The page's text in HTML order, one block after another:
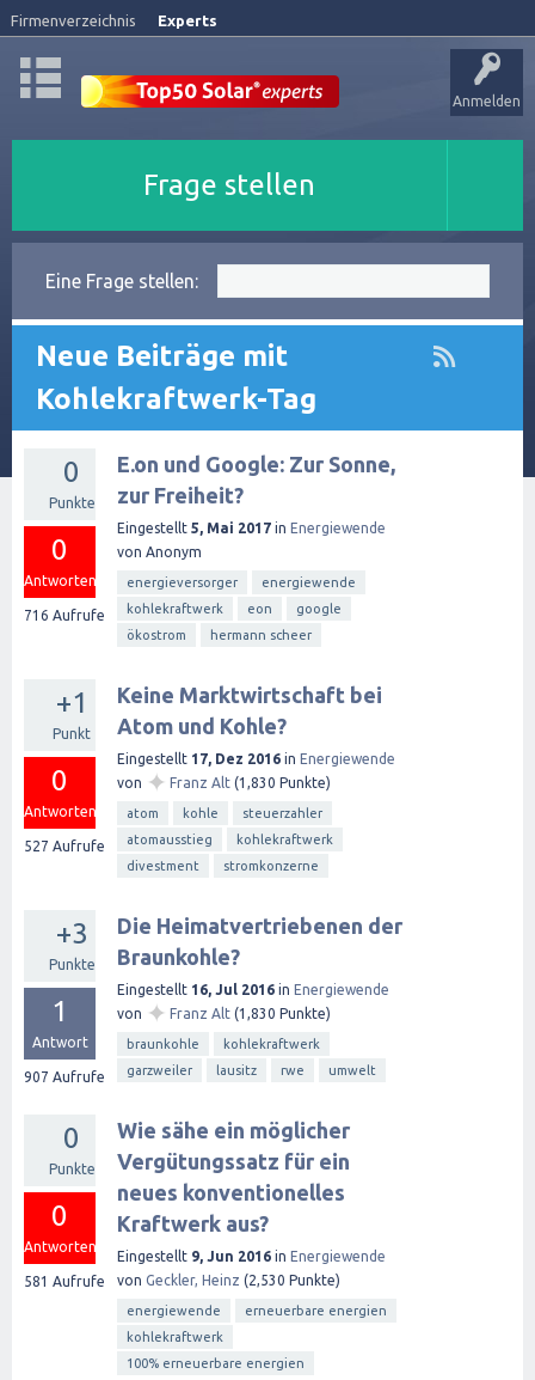
Firmenverzeichnis Experts
Anmelden
Frage stellen
Eine Frage stellen:
Neue Beiträge mit
Kohlekraftwerk-Tag
0
Punkte
0
Antworten
716 Aufrufe
E.on und Google: Zur Sonne,
zur Freiheit?
Eingestellt 5, Mai 2017 in Energiewende
von Anonym
energieversorger
energiewende
kohlekraftwerk
eon
google
ökostrom
hermann scheer
+1
Punkt
0
Antworten
527 Aufrufe
Keine Marktwirtschaft bei
Atom und Kohle?
Eingestellt 17, Dez 2016 in Energiewende
von ✦ Franz Alt (1,830 Punkte)
atom kohle
steuerzahler
atomausstieg
kohlekraftwerk
divestment
stromkonzerne
+3
Punkte
1
Antwort
907 Aufrufe
Die Heimatvertriebenen der
Braunkohle?
Eingestellt 16, Jul 2016 in Energiewende
von ✦ Franz Alt (1,830 Punkte)
braunkohle
kohlekraftwerk
garzweiler
lausitz rwe umwelt
0
Punkte
0
Antworten
581 Aufrufe
Wie sähe ein möglicher
Vergütungssatz für ein
neues konventionelles
Kraftwerk aus?
Eingestellt 9, Jun 2016 in Energiewende
von Geckler, Heinz (2,530 Punkte)
energiewende
erneuerbare energien
kohlekraftwerk
100% erneuerbare energien